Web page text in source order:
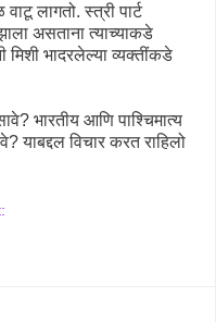
लागतो. स्त्री पार्ट
असताना त्याच्याकडे
मिशी भादरलेल्या व्यक्तींकडे
भारतीय आणि पाश्चिमात्य
विचार करत राहिलो